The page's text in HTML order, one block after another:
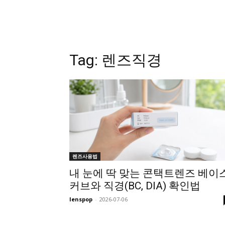
Tag: 렌즈직경
렌즈사용법
내 눈에 딱 맞는 콘택트렌즈 베이
커브와 직경(BC, DIA) 확인법
lenspop - 2026-07-06